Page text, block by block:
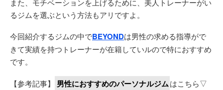
また、モチベーションを上げるために、美人トレーナーがい
るジムを選ぶという方法もアリですよ。
今回紹介するジムの中でBEYONDは男性の求める指導がで
きて実績を持つトレーナーが在籍していルので特におすすめ
です。
【参考記事】 男性におすすめのパーソナルジムはこちら▽